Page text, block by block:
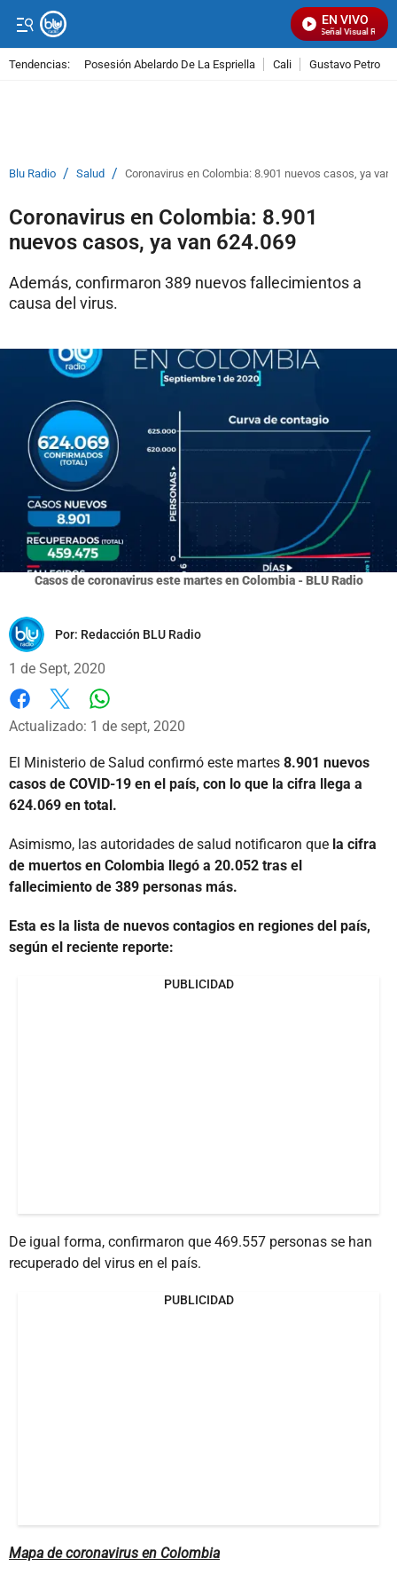
EN VIVO
Señal Visual Radio
Tendencias: Posesión Abelardo De La Espriella Cali Gustavo Petro
Blu Radio / Salud / Coronavirus en Colombia: 8.901 nuevos casos, ya van
Coronavirus en Colombia: 8.901
nuevos casos, ya van 624.069
Además, confirmaron 389 nuevos fallecimientos a
causa del virus.
Casos de coronavirus este martes en Colombia - BLU Radio
Por: Redacción BLU Radio
1 de Sept, 2020
Facebook
X
Actualizado: 1 de sept, 2020
El Ministerio de Salud confirmó este martes 8.901 nuevos
casos de COVID-19 en el país, con lo que la cifra llega a
624.069 en total.
Asimismo, las autoridades de salud notificaron que la cifra
de muertos en Colombia llegó a 20.052 tras el
fallecimiento de 389 personas más.
Esta es la lista de nuevos contagios en regiones del país,
según el reciente reporte:
PUBLICIDAD
De igual forma, confirmaron que 469.557 personas se han
recuperado del virus en el país.
PUBLICIDAD
Mapa de coronavirus en Colombia